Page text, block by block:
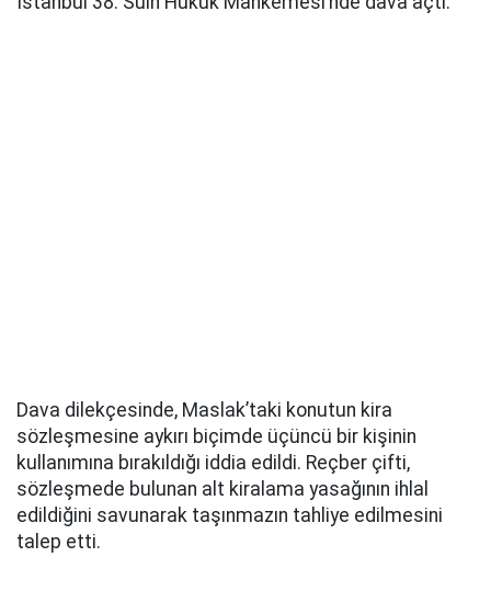
Dava dilekçesinde, Maslak’taki konutun kira
sözleşmesine aykırı biçimde üçüncü bir kişinin
kullanımına bırakıldığı iddia edildi. Reçber çifti,
sözleşmede bulunan alt kiralama yasağının ihlal
edildiğini savunarak taşınmazın tahliye edilmesini
talep etti.